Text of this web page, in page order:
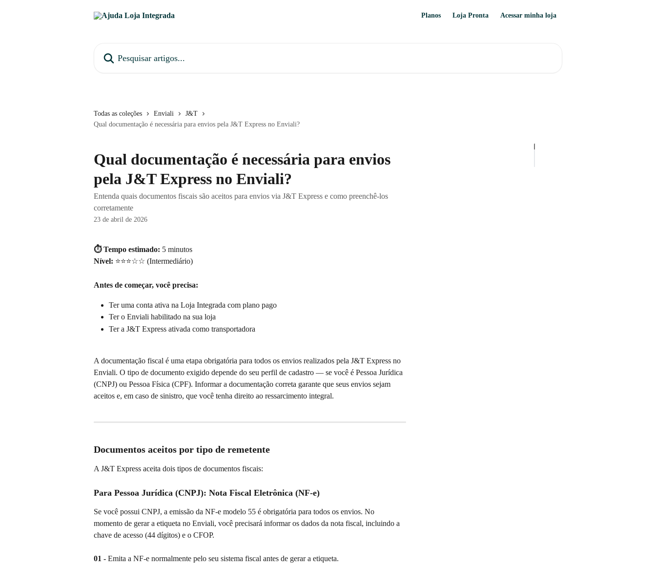
Planos Loja Pronta Acessar minha loja
Todas as coleções Enviali
J&T
Qual documentação é necessária para envios pela J&T Express no Enviali?
Qual documentação é necessária para envios
pela J&T Express no Enviali?
Entenda quais documentos fiscais são aceitos para envios via J&T Express e como preenchê-los
corretamente
23 de abril de 2026
⏱️ Tempo estimado: 5 minutos
Nível: ⭐⭐⭐☆☆ (Intermediário)
Antes de começar, você precisa:
Ter uma conta ativa na Loja Integrada com plano pago
Ter o Enviali habilitado na sua loja
Ter a J&T Express ativada como transportadora
A documentação fiscal é uma etapa obrigatória para todos os envios realizados pela J&T Express no
Enviali. O tipo de documento exigido depende do seu perfil de cadastro — se você é Pessoa Jurídica
(CNPJ) ou Pessoa Física (CPF). Informar a documentação correta garante que seus envios sejam
aceitos e, em caso de sinistro, que você tenha direito ao ressarcimento integral.
Documentos aceitos por tipo de remetente
A J&T Express aceita dois tipos de documentos fiscais:
Para Pessoa Jurídica (CNPJ): Nota Fiscal Eletrônica (NF-e)
Se você possui CNPJ, a emissão da NF-e modelo 55 é obrigatória para todos os envios. No
momento de gerar a etiqueta no Enviali, você precisará informar os dados da nota fiscal, incluindo a
chave de acesso (44 dígitos) e o CFOP.
01 - Emita a NF-e normalmente pelo seu sistema fiscal antes de gerar a etiqueta.